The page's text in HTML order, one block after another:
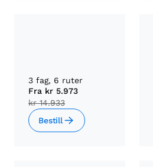
3 fag, 6 ruter
Fra kr 5.973
kr 14.933
Bestill